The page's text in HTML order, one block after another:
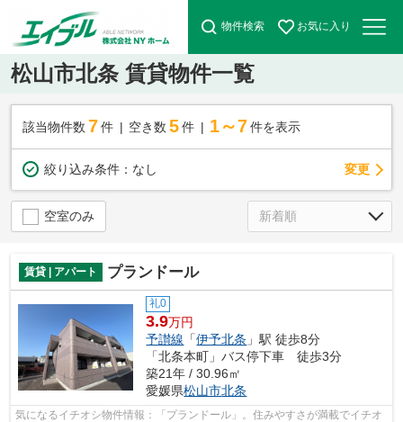
物件検索 お気に入り
松山市北条 賃貸物件一覧
該当物件数 7件 空き数 5 件 1～7 件を表示
絞り込み条件： なし 変更
空室のみ
賃貸 | アパート プランドール
礼0
3.9万円
予讃線 「伊予北条 」駅 徒歩8分
「北条本町」バス停下車 徒歩3分
築21年 / 30.96㎡
愛媛県松山市北条
気になるイチオシ物件情報：「プランドール」。住みやすさが満載でイチオ